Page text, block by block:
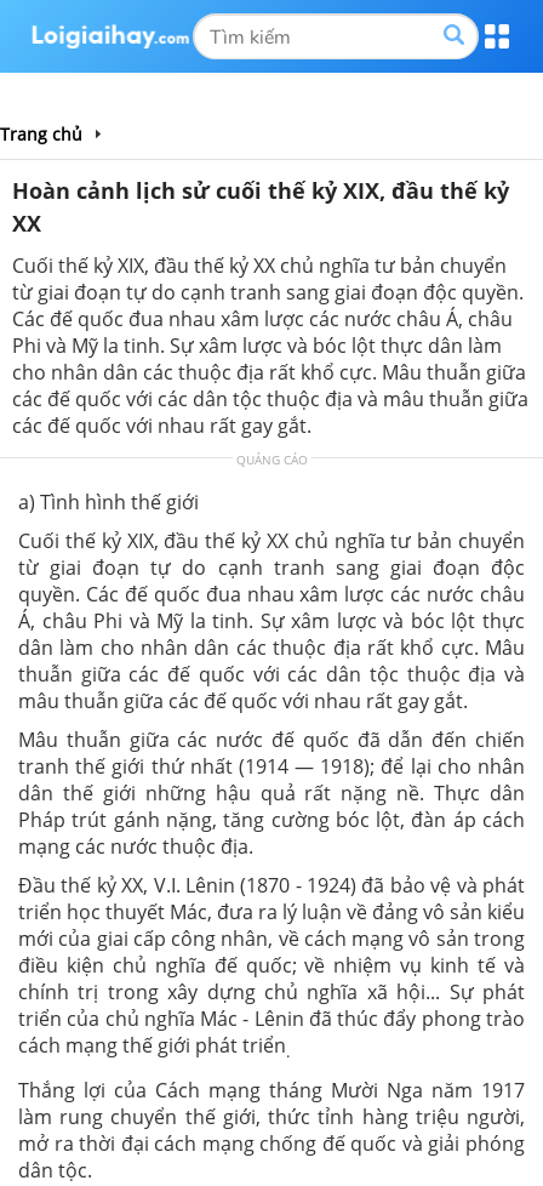
Trang chủ
Hoàn cảnh lịch sử cuối thế kỷ XIX, đầu thế kỷ
XX
Cuối thế kỷ XIX, đầu thế kỷ XX chủ nghĩa tư bản chuyển
từ giai đoạn tự do cạnh tranh sang giai đoạn độc quyền.
Các đế quốc đua nhau xâm lược các nước châu Á, châu
Phi và Mỹ la tinh. Sự xâm lược và bóc lột thực dân làm
cho nhân dân các thuộc địa rất khổ cực. Mâu thuẫn giữa
các đế quốc với các dân tộc thuộc địa và mâu thuẫn giữa
các đế quốc với nhau rất gay gắt.
QUẢNG CÁO
a) Tình hình thế giới
Cuối thế kỷ XIX, đầu thế kỷ XX chủ nghĩa tư bản chuyển
từ giai đoạn tự do cạnh tranh sang giai đoạn độc
quyền. Các đế quốc đua nhau xâm lược các nước châu
Á, châu Phi và Mỹ la tinh. Sự xâm lược và bóc lột thực
dân làm cho nhân dân các thuộc địa rất khổ cực. Mâu
thuẫn giữa các đế quốc với các dân tộc thuộc địa và
mâu thuẫn giữa các đế quốc với nhau rất gay gắt.
Mâu thuẫn giữa các nước đế quốc đã dẫn đến chiến
tranh thế giới thứ nhất (1914 — 1918); để lại cho nhân
dân thế giới những hậu quả rất nặng nề. Thực dân
Pháp trút gánh nặng, tăng cường bóc lột, đàn áp cách
mạng các nước thuộc địa.
Đầu thế kỷ XX, V.I. Lênin (1870 - 1924) đã bảo vệ và phát
triển học thuyết Mác, đưa ra lý luận về đảng vô sản kiểu
mới của giai cấp công nhân, về cách mạng vô sản trong
điều kiện chủ nghĩa đế quốc; về nhiệm vụ kinh tế và
chính trị trong xây dựng chủ nghĩa xã hội... Sự phát
triển của chủ nghĩa Mác - Lênin đã thúc đẩy phong trào
cách mạng thế giới phát triển.
Thắng lợi của Cách mạng tháng Mười Nga năm 1917
làm rung chuyển thế giới, thức tỉnh hàng triệu người,
mở ra thời đại cách mạng chống đế quốc và giải phóng
dân tộc.